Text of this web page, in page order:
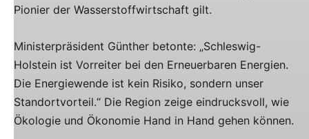
Pionier der Wasserstoffwirtschaft gilt.
Ministerpräsident Günther betonte: „Schleswig-
Holstein ist Vorreiter bei den Erneuerbaren Energien.
Die Energiewende ist kein Risiko, sondern unser
Standortvorteil.“ Die Region zeige eindrucksvoll, wie
Ökologie und Ökonomie Hand in Hand gehen können.